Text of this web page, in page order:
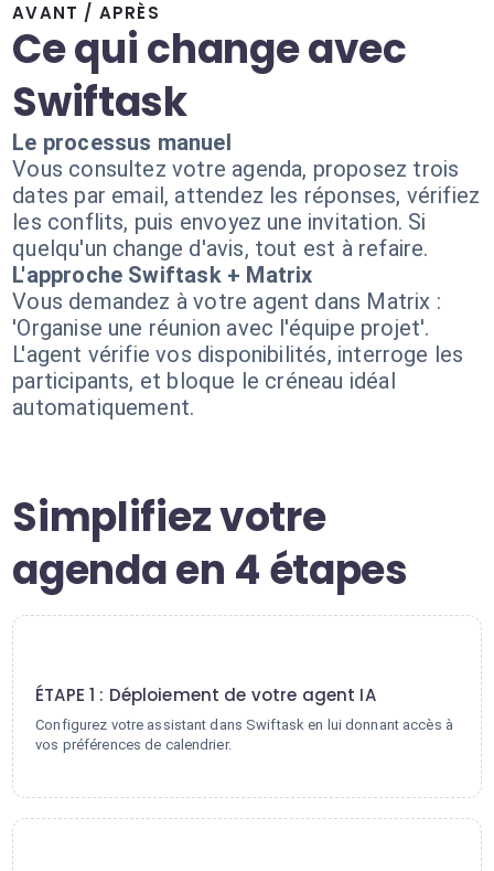
AVANT / APRÈS
Ce qui change avec
Swiftask
Le processus manuel
Vous consultez votre agenda, proposez trois
dates par email, attendez les réponses, vérifiez
les conflits, puis envoyez une invitation. Si
quelqu'un change d'avis, tout est à refaire.
L'approche Swiftask + Matrix
Vous demandez à votre agent dans Matrix :
'Organise une réunion avec l'équipe projet'.
L'agent vérifie vos disponibilités, interroge les
participants, et bloque le créneau idéal
automatiquement.
Simplifiez votre
agenda en 4 étapes
ÉTAPE 1 : Déploiement de votre agent IA
Configurez votre assistant dans Swiftask en lui donnant accès à
vos préférences de calendrier.